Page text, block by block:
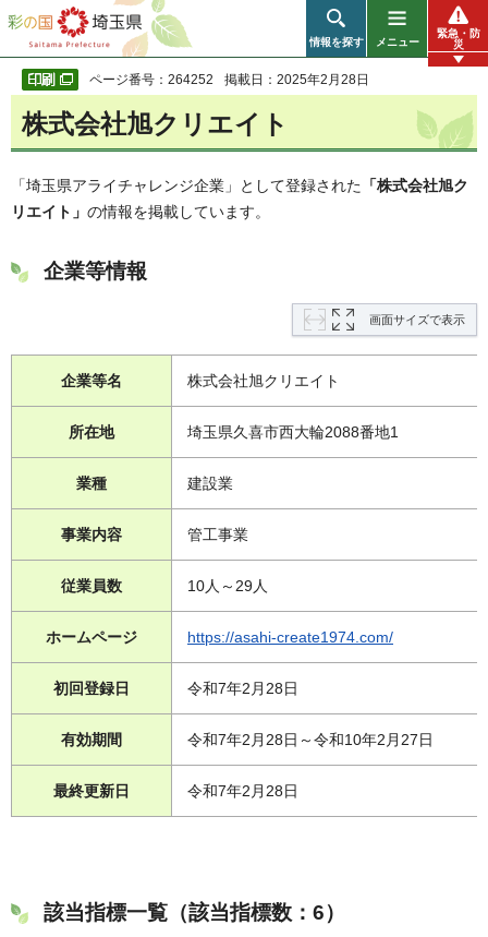
彩の国 埼玉県
情報を探す メニュー
緊急・防
災
ページ番号：264252 掲載日：2025年2月28日
株式会社旭クリエイト
「埼玉県アライチャレンジ企業」として登録された 「株式会社旭ク
リエイト」 の情報を掲載しています。
企業等情報
画面サイズで表示
企業等名 株式会社旭クリエイト
所在地 埼玉県久喜市西大輪2088番地1
業種 建設業
事業内容 管工事業
従業員数 10人～29人
ホームページ https://asahi-create1974.com/
初回登録日 令和7年2月28日
有効期間 令和7年2月28日～令和10年2月27日
最終更新日 令和7年2月28日
該当指標一覧（該当指標数：6）